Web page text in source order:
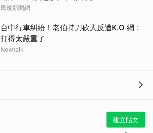
民視新聞網
台中行車糾紛！老伯持刀砍人反遭K.O 網：
打得太嚴重了
Newtalk
建立貼文